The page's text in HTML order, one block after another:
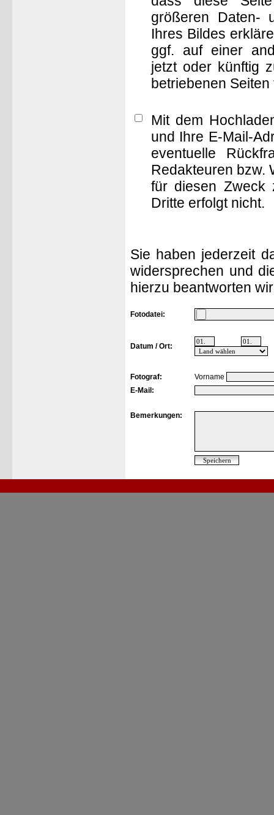
größeren Daten-
Ihres Bildes
ggf. auf einer
jetzt oder künftig
betriebenen
Mit dem
und Ihre E-Mail-
eventuelle
Redakteuren bzw.
für diesen Zweck
Dritte erfolgt nicht.
Sie haben jederzeit
widersprechen und
hierzu beantworten
Fotodatei:
Datum / Ort:
Fotograf:
Vorname
E-Mail:
Bemerkungen: